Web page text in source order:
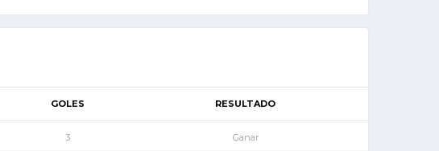
GOLES RESULTADO
3 Ganar